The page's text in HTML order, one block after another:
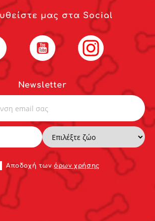
Newsletter
Αποδoχή τωνόρων χρήσης
μας στα Social
Facebook YouTube Instagram